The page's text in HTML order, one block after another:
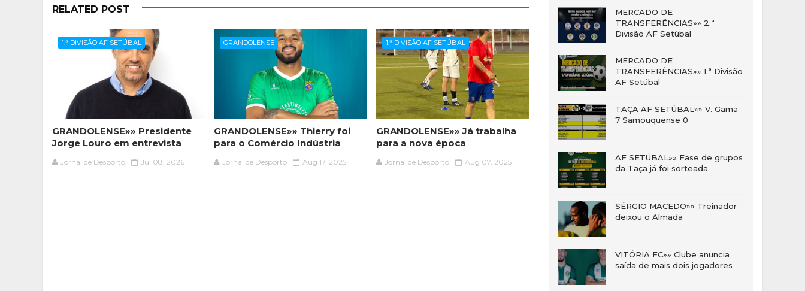
RELATED POST
1.ª DIVISÃO AF SETÚBAL
GRANDOLENSE»» Presidente
Jorge Louro em entrevista
Jornal de Desporto Jul 08, 2026
GRANDOLENSE
GRANDOLENSE»» Thierry foi
para o Comércio Indústria
Jornal de Desporto Aug 17, 2025
1.ª DIVISÃO AF SETÚBAL
GRANDOLENSE»» Já trabalha
para a nova época
Jornal de Desporto Aug 07, 2025
MERCADO DE
TRANSFERÊNCIAS»» 2.ª
Divisão AF Setúbal
MERCADO DE
TRANSFERÊNCIAS»» 1.ª Divisão
AF Setúbal
TAÇA AF SETÚBAL»» V. Gama
7 Samouquense 0
AF SETÚBAL»» Fase de grupos
da Taça já foi sorteada
SÉRGIO MACEDO»» Treinador
deixou o Almada
VITÓRIA FC»» Clube anuncia
saída de mais dois jogadores